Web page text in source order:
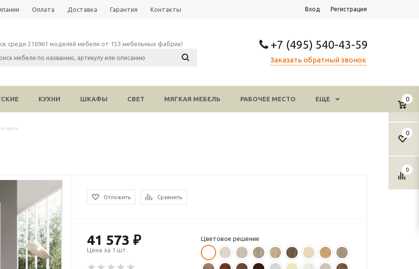
Оплата Доставка Гарантия Контакты Вход Регистрация
+7 (495) 540-43-59
Заказать обратный звонок
среди 216961 моделей мебели от 153 мебельных фабрик!
0
0
0
КУХНИ ШКАФЫ СВЕТ МЯГКАЯ МЕБЕЛЬ РАБОЧЕЕ МЕСТО ЕЩЕ
здесь
Отложить Сравнить
41 573 ₽
Цена за 1 шт.
Цветовое решение